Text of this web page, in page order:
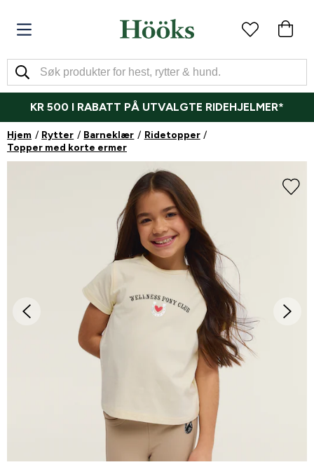
KR 500 I RABATT PÅ UTVALGTE RIDEHJELMER*
Hjem Rytter Barneklær
Ridetopper
Topper med korte ermer